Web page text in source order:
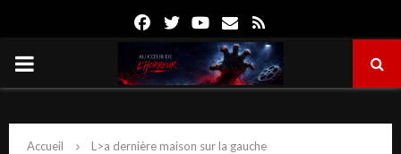
FacebookTwitterYoutube
Email
PRIMARY
Accueil L>a dernière maison sur la gauche